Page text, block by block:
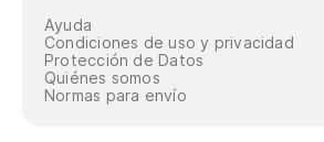
Ayuda
Condiciones de uso y privacidad
Protección de Datos
Quiénes somos
Normas para envío